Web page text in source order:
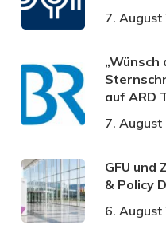
7. August
„Wünsch
auf ARD
7. August
GFU und
& Policy
6. August